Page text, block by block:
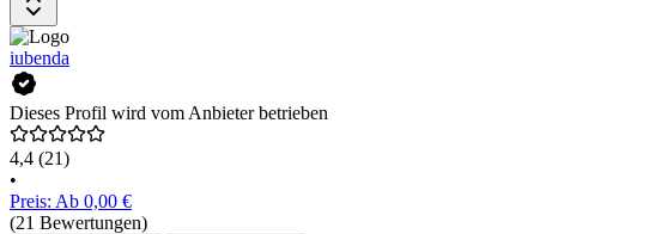
iubenda
Dieses Profil wird vom Anbieter betrieben
4,4 (21)
•
Preis: Ab 0,00 €
(21 Bewertungen)